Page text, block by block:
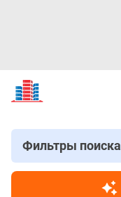
Новостройки
Квартиры
Новостройки
Москвы
Новостройки
Подмосковья
Фильтры поиска